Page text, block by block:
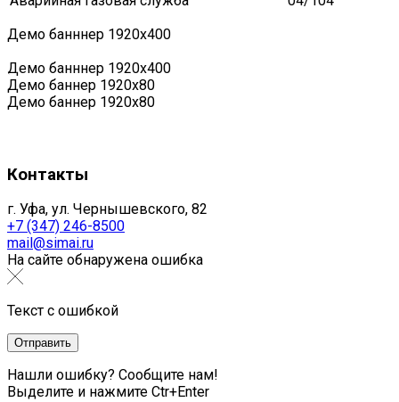
Демо банннер 1920х400
Демо банннер 1920х400
Демо баннер 1920x80
Демо баннер 1920x80
Контакты
г. Уфа, ул. Чернышевского, 82
+7 (347) 246-8500
mail@simai.ru
На сайте обнаружена ошибка
Текст с ошибкой
Нашли ошибку? Сообщите нам!
Выделите и нажмите Ctr+Enter